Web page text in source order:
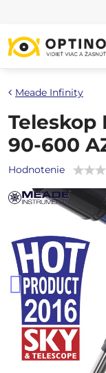
Meade Infinity
Teleskop
90-600
Hodnotenie